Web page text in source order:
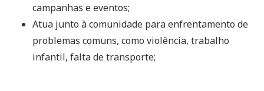
campanhas e eventos;
Atua junto à comunidade para enfrentamento de
problemas comuns, como violência, trabalho
infantil, falta de transporte;